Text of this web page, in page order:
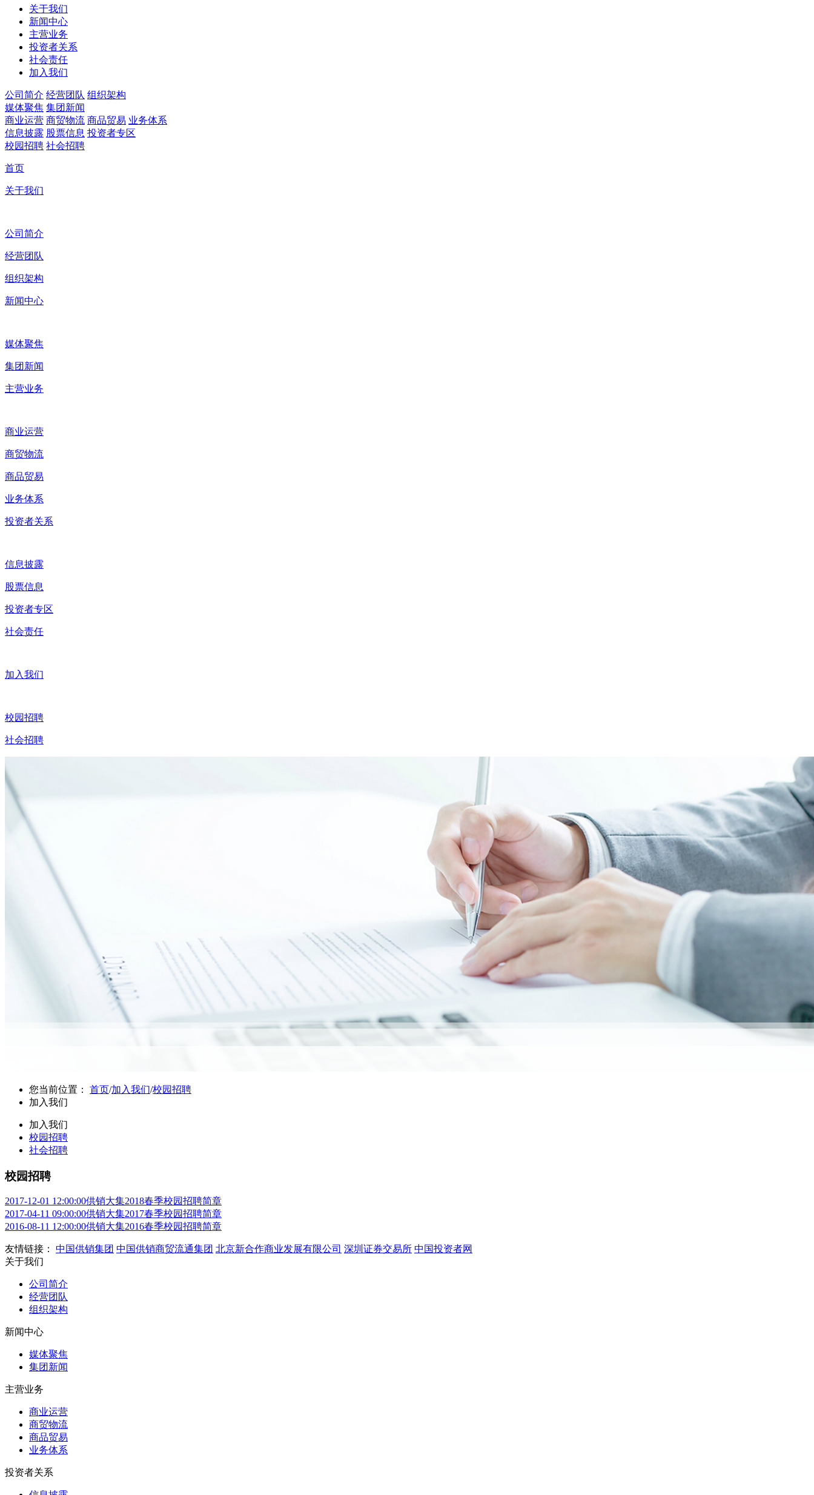
关于我们
新闻中心
主营业务
投资者关系
社会责任
加入我们
公司简介 经营团队 组织架构
媒体聚焦 集团新闻
商业运营 商贸物流 商品贸易 业务体系
信息披露 股票信息 投资者专区
校园招聘 社会招聘
首页
关于我们
公司简介
经营团队
组织架构
新闻中心
媒体聚焦
集团新闻
主营业务
商业运营
商贸物流
商品贸易
业务体系
投资者关系
信息披露
股票信息
投资者专区
社会责任
加入我们
校园招聘
社会招聘
您当前位置： 首页/加入我们/校园招聘
加入我们
加入我们
校园招聘
社会招聘
校园招聘
2017-12-01 12:00:00供销大集2018春季校园招聘简章
2017-04-11 09:00:00供销大集2017春季校园招聘简章
2016-08-11 12:00:00供销大集2016春季校园招聘简章
友情链接： 中国供销集团 中国供销商贸流通集团 北京新合作商业发展有限公司 深圳证券交易所 中国投资者网
关于我们
公司简介
经营团队
组织架构
新闻中心
媒体聚焦
集团新闻
主营业务
商业运营
商贸物流
商品贸易
业务体系
投资者关系